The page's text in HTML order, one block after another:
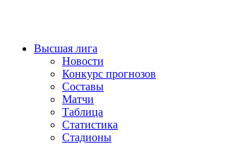
Высшая лига
Новости
Конкурс прогнозов
Составы
Матчи
Таблица
Статистика
Стадионы